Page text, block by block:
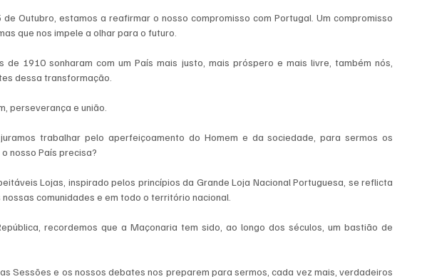
Outubro, estamos a reafirmar o nosso compromisso com Portugal. Um compromisso
que nos impele a olhar para o futuro.
de 1910 sonharam com um País mais justo, mais próspero e mais livre, também nós,
dessa transformação.
perseverança e união.
trabalhar pelo aperfeiçoamento do Homem e da sociedade, para sermos os
nosso País precisa?
Lojas, inspirado pelos princípios da Grande Loja Nacional Portuguesa, se reflicta
comunidades e em todo o território nacional.
recordemos que a Maçonaria tem sido, ao longo dos séculos, um bastião de
Sessões e os nossos debates nos preparem para sermos, cada vez mais, verdadeiros